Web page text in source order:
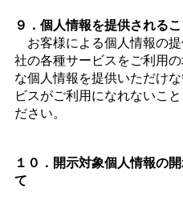
９．個人情報を提供される
お客様による個人情報の
社の各種サービスをご利用
な個人情報を提供いただけ
ビスがご利用になれないこ
ださい。
１０．開示対象個人情報の
て